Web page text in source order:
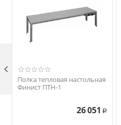
Полка тепловая настольная
Финист ПТН-1
26 051 Р
